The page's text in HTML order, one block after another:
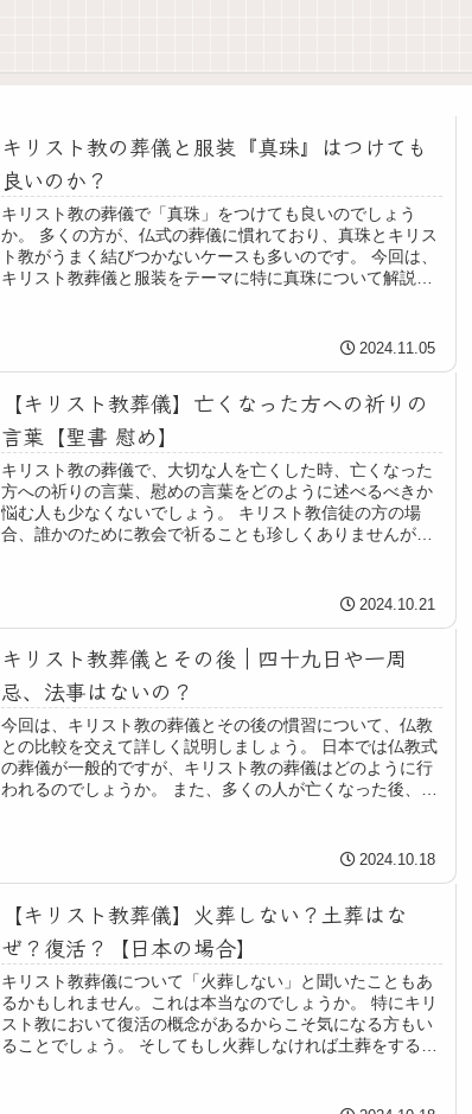
キリスト教の葬儀と服装『真珠』はつけても
良いのか？
キリスト教の葬儀で「真珠」をつけても良いのでしょう
か。 多くの方が、仏式の葬儀に慣れており、真珠とキリス
ト教がうまく結びつかないケースも多いのです。 今回は、
キリスト教葬儀と服装をテーマに特に真珠について解説し
2024.11.05
【キリスト教葬儀】亡くなった方への祈りの
言葉【聖書 慰め】
キリスト教の葬儀で、大切な人を亡くした時、亡くなった
方への祈りの言葉、慰めの言葉をどのように述べるべきか
悩む人も少なくないでしょう。 キリスト教信徒の方の場
合、誰かのために教会で祈ることも珍しくありませんが、
2024.10.21
キリスト教葬儀とその後｜四十九日や一周
忌、法事はないの？
今回は、キリスト教の葬儀とその後の慣習について、仏教
との比較を交えて詳しく説明しましょう。 日本では仏教式
の葬儀が一般的ですが、キリスト教の葬儀はどのように行
われるのでしょうか。 また、多くの人が亡くなった後、キ
2024.10.18
【キリスト教葬儀】火葬しない？土葬はな
ぜ？復活？【日本の場合】
キリスト教葬儀について「火葬しない」と聞いたこともあ
るかもしれません。これは本当なのでしょうか。 特にキリ
スト教において復活の概念があるからこそ気になる方もい
ることでしょう。 そしてもし火葬しなければ土葬をするの